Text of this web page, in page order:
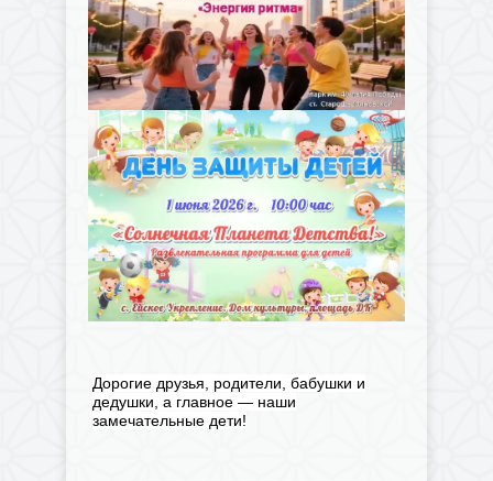
Дорогие друзья, родители, бабушки и
дедушки, а главное — наши
замечательные дети!